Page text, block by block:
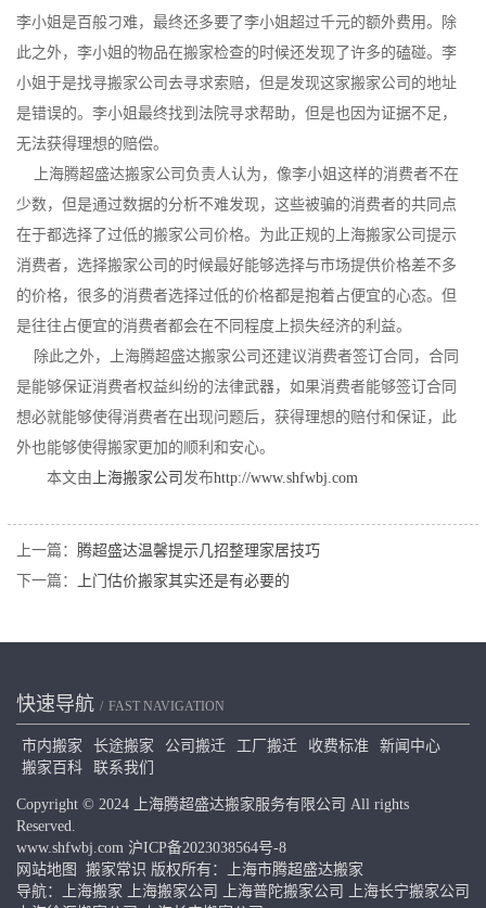
李小姐是百般刁难，最终还多要了李小姐超过千元的额外费用。除
此之外，李小姐的物品在搬家检查的时候还发现了许多的磕碰。李
小姐于是找寻搬家公司去寻求索赔，但是发现这家搬家公司的地址
是错误的。李小姐最终找到法院寻求帮助，但是也因为证据不足，
无法获得理想的赔偿。
上海腾超盛达搬家公司负责人认为，像李小姐这样的消费者不在
少数，但是通过数据的分析不难发现，这些被骗的消费者的共同点
在于都选择了过低的搬家公司价格。为此正规的上海搬家公司提示
消费者，选择搬家公司的时候最好能够选择与市场提供价格差不多
的价格，很多的消费者选择过低的价格都是抱着占便宜的心态。但
是往往占便宜的消费者都会在不同程度上损失经济的利益。
除此之外，上海腾超盛达搬家公司还建议消费者签订合同，合同
是能够保证消费者权益纠纷的法律武器，如果消费者能够签订合同
想必就能够使得消费者在出现问题后，获得理想的赔付和保证，此
外也能够使得搬家更加的顺利和安心。
本文由 上海搬家公司 发布http://www.shfwbj.com
上一篇： 腾超盛达温馨提示几招整理家居技巧
下一篇：
上门估价搬家其实还是有必要的
快速导航 FAST NAVIGATION
市内搬家 长途搬家 公司搬迁 工厂搬迁 收费标准
新闻中心
搬家百科
联系我们
Copyright © 2024 上海腾超盛达搬家服务有限公司 All rights
Reserved.
www.shfwbj.com 沪ICP备2023038564号-8
网站地图
搬家常识 版权所有：上海市腾超盛达搬家
导航：
上海搬家 上海搬家公司 上海普陀搬家公司
上海长宁搬家公司